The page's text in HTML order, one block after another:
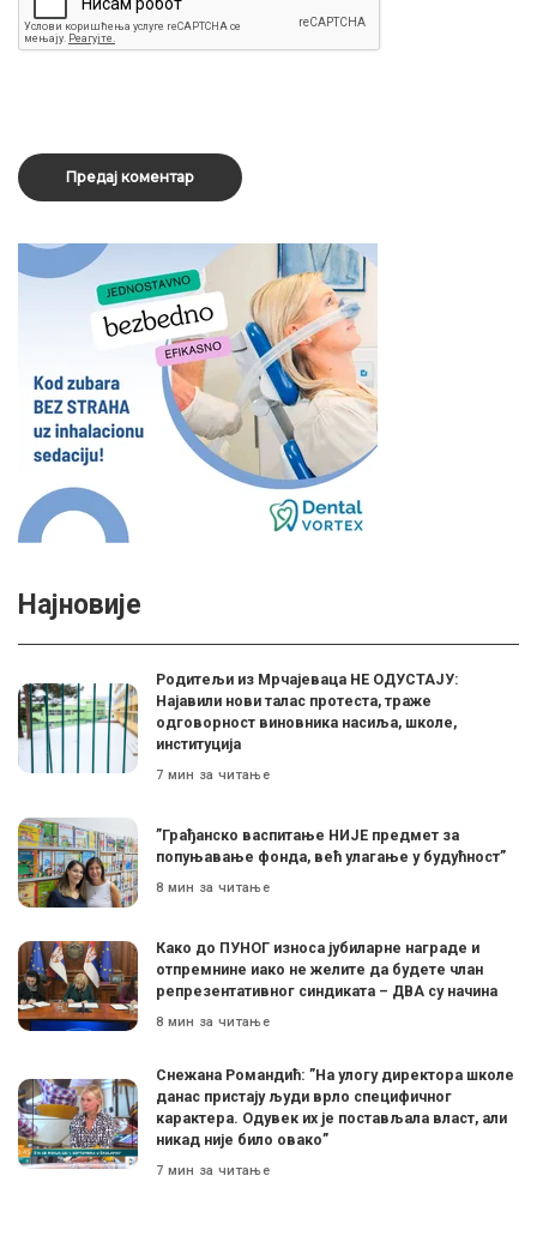
Најновије
Родитељи из Мрчајеваца НЕ ОДУСТАЈУ:
Најавили нови талас протеста, траже
одговорност виновника насиља, школе,
институција
7 мин за читање
”Грађанско васпитање НИЈЕ предмет за
попуњавање фонда, већ улагање у будућност”
8 мин за читање
Како до ПУНОГ износа јубиларне награде и
отпремнине иако не желите да будете члан
репрезентативног синдиката – ДВА су начина
8 мин за читање
Снежана Романдић: ”На улогу директора школе
данас пристају људи врло специфичног
карактера. Одувек их је постављала власт, али
никад није било овако”
7 мин за читање